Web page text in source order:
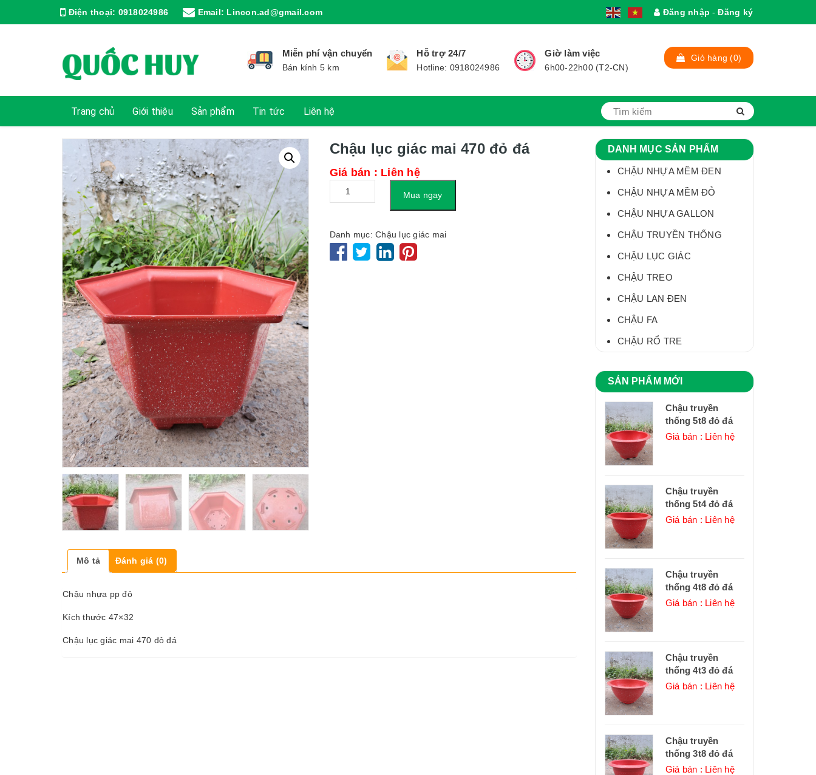
Điện thoại: 0918024986 Email: Lincon.ad@gmail.com Đăng nhập - Đăng ký
Miễn phí vận chuyển
Bán kính 5 km
Hỗ trợ 24/7
Hotline: 0918024986
Giờ làm việc
6h00-22h00 (T2-CN)
Giỏ hàng (0)
Trang chủ Giới thiệu Sản phẩm Tin tức Liên hệ
Chậu lục giác mai 470 đỏ đá
Giá bán : Liên hệ
Mua ngay
Danh mục:Chậu lục giác mai
Mô tả Đánh giá (0)
Chậu nhựa pp đỏ
Kích thước 47×32
Chậu lục giác mai 470 đỏ đá
DANH MỤC SẢN PHẨM
CHẬU NHỰA MỀM ĐEN
CHẬU NHỰA MỀM ĐỎ
CHẬU NHỰA GALLON
CHẬU TRUYỀN THỐNG
CHẬU LỤC GIÁC
CHẬU TREO
CHẬU LAN ĐEN
CHẬU FA
CHẬU RỔ TRE
SẢN PHẨM MỚI
Chậu truyền
thống 5t8 đỏ đá
Giá bán : Liên hệ
Chậu truyền
thống 5t4 đỏ đá
Giá bán : Liên hệ
Chậu truyền
thống 4t8 đỏ đá
Giá bán : Liên hệ
Chậu truyền
thống 4t3 đỏ đá
Giá bán : Liên hệ
Chậu truyền
thống 3t8 đỏ đá
Giá bán : Liên hệ